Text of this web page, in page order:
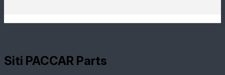
Siti PACCAR Parts